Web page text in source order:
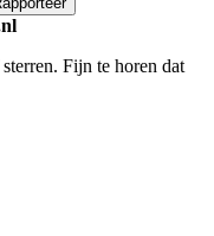
Fijn te horen dat